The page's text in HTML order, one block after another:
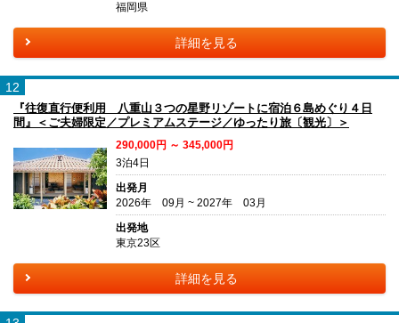
福岡県
詳細を見る
12
『往復直行便利用 八重山３つの星野リゾートに宿泊６島めぐり４日
間』＜ご夫婦限定／プレミアムステージ／ゆったり旅〔観光〕＞
290,000円 ～ 345,000円
3泊4日
出発月
2026年 09月 ~ 2027年 03月
出発地
東京23区
詳細を見る